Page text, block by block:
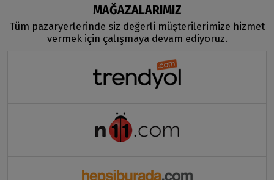
MAĞAZALARIMIZ
Tüm pazaryerlerinde siz değerli müşterilerimize hizmet
vermek için çalışmaya devam ediyoruz.